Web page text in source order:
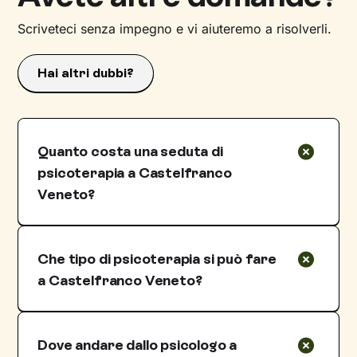
Scriveteci senza impegno e vi aiuteremo a risolverli.
Hai altri dubbi?
Quanto costa una seduta di
psicoterapia a Castelfranco
Veneto?
I costi delle sedute con psicologi e
molto variabili rispetto al fatto che si tratti di
prestazioni pubbliche o private. Nel caso delle
vantaggioso è ostacolato da tempi di attesa
che potrebbero essere molto lunghi.
Che tipo di psicoterapia si può fare
a Castelfranco Veneto?
Uno psicologo o una psicologa e
Veneto, può svolgere terapia individuale, di
Dove andare dallo psicologo a